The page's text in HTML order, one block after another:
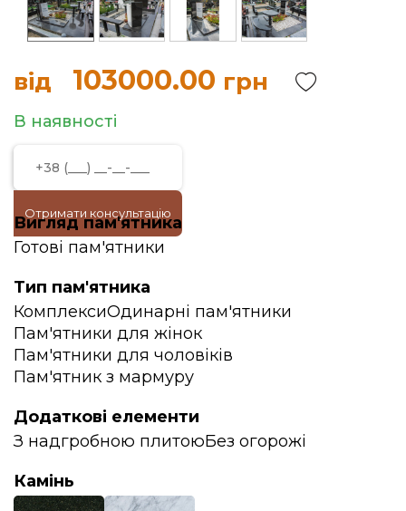
від 103000.00 грн
В наявності
Отримати консультацію
Вигляд пам'ятника
Готові пам'ятники
Тип пам'ятника
КомплексиОдинарні пам'ятники
Пам'ятники для жінок
Пам'ятники для чоловіків
Пам'ятник з мармуру
Додаткові елементи
З надгробною плитоюБез огорожі
Камінь